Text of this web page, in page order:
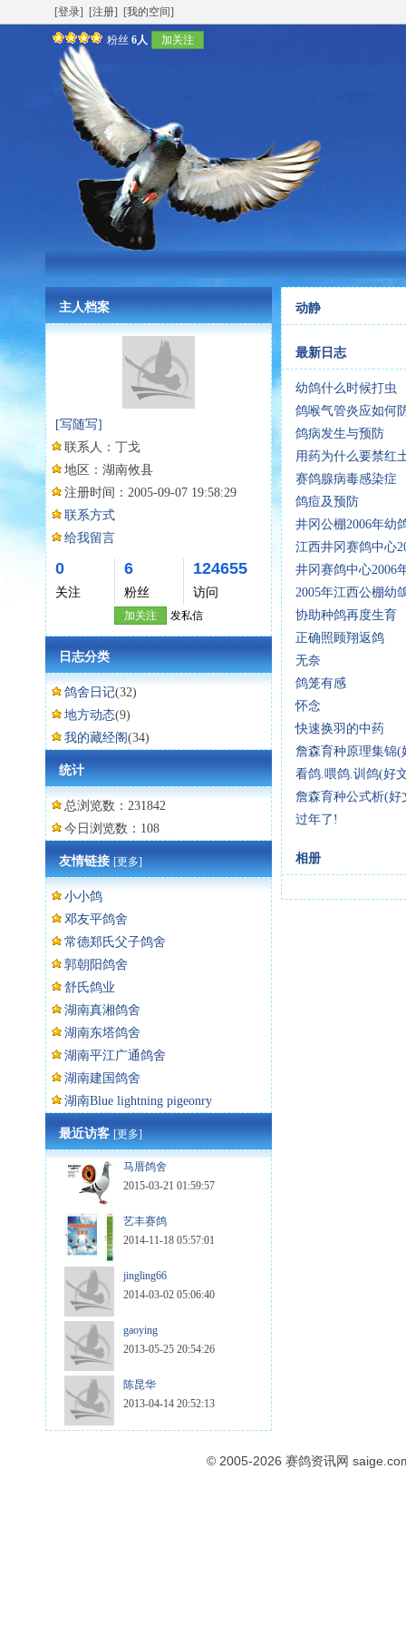
[登录] [注册] [我的空间]
粉丝 6人 加关注
主人档案
[写随写]
联系人： 丁戈
地区： 湖南攸县
注册时间： 2005-09-07 19:58:29
联系方式
给我留言
0
关注
6
粉丝
124655
访问
加关注 发私信
日志分类
鸽舍日记(32)
地方动态(9)
我的藏经阁(34)
统计
总浏览数：231842
今日浏览数：108
友情链接[更多]
小小鸽
邓友平鸽舍
常德郑氏父子鸽舍
郭朝阳鸽舍
舒氏鸽业
湖南真湘鸽舍
湖南东塔鸽舍
湖南平江广通鸽舍
湖南建国鸽舍
湖南Blue lightning pigeonry
最近访客[更多]
马厝鸽舍
2015-03-21 01:59:57
艺丰赛鸽
2014-11-18 05:57:01
jingling66
2014-03-02 05:06:40
gaoying
2013-05-25 20:54:26
陈昆华
2013-04-14 20:52:13
动静
最新日志
幼鸽什么时候打虫
鸽喉气管炎应如何
鸽病发生与预防
用药为什么要禁红
赛鸽腺病毒感染症
鸽痘及预防
井冈公棚2006年幼
江西井冈赛鸽中心
井冈赛鸽中心2006
2005年江西公棚幼
协助种鸽再度生育
正确照顾翔返鸽
无奈
鸽笼有感
怀念
快速换羽的中药
詹森育种原理集锦(
看鸽.喂鸽.训鸽(好
詹森育种公式析(好
过年了!
相册
© 2005-2026 赛鸽资讯网